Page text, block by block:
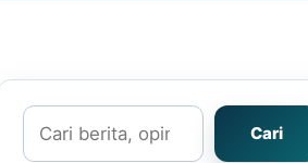
Cari
Cari